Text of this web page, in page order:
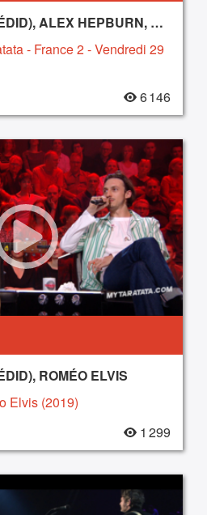
-M- (MATTHIEU CHÉDID), ALEX HEPBURN, CANINE, JAMES MORRISON, MUSE, ROMÉO ELVIS, TOM WALKER
- France 2 - Vendredi 29
6 146
ROMÉO ELVIS
Elvis (2019)
1 299